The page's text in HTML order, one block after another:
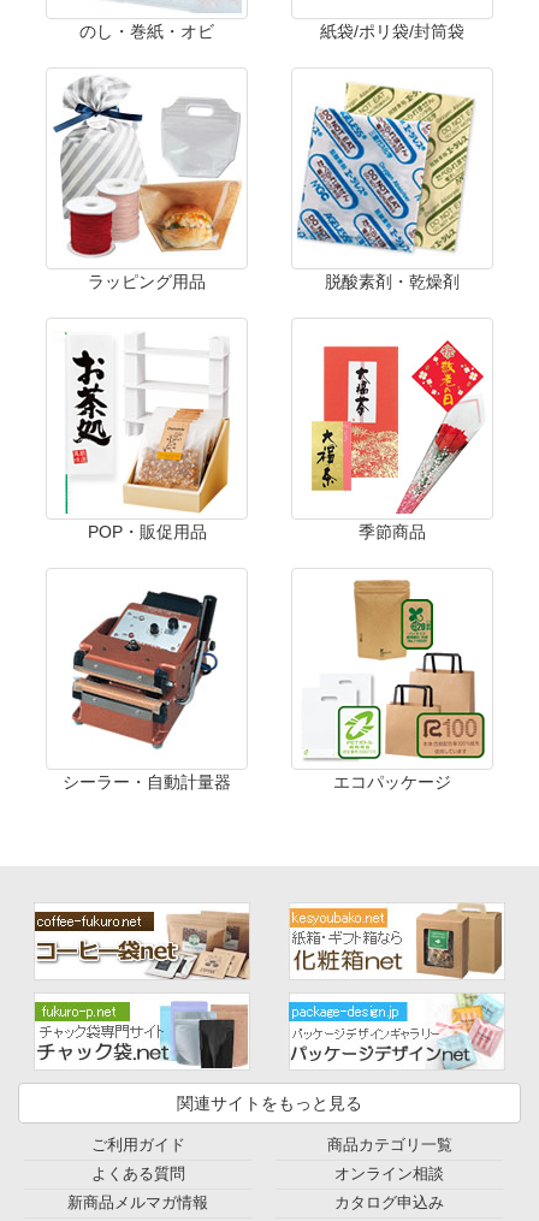
のし・巻紙・オビ 紙袋/ポリ袋/封筒袋
ラッピング用品 脱酸素剤・乾燥剤
POP・販促用品 季節商品
シーラー・自動計量器 エコパッケージ
関連サイトをもっと見る
ご利用ガイド
よくある質問
新商品メルマガ情報
商品カテゴリ一覧
オンライン相談
カタログ申込み